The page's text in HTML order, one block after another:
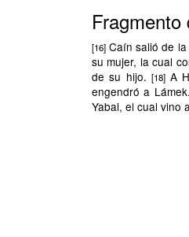
Fragmento
[16] Caín salió de
su mujer, la cual
de su hijo. [18]A
engendró a Lámek.
Yabal, el cual vino